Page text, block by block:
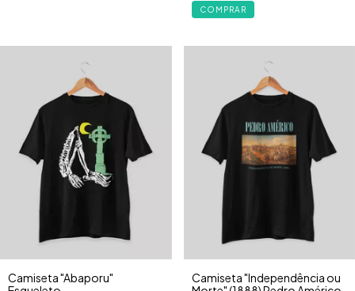
COMPRAR
Camiseta "Abaporu"
Camiseta "Independência ou